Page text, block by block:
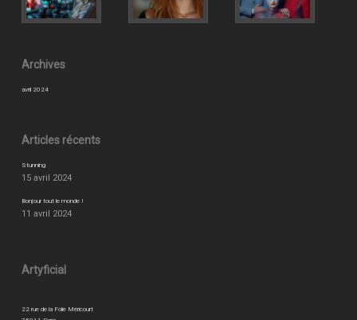
Archives
avril 2024
Articles récents
Stunning
15 avril 2024
Bonjour tout le monde !
11 avril 2024
Artyficial
22 rue de la Folie Méricourt